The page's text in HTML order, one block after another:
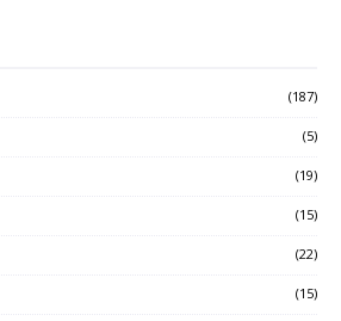
(187)
(5)
(19)
(15)
(22)
(15)